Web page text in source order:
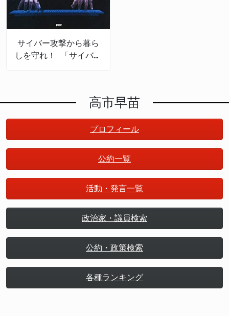
サイバー攻撃から暮ら
しを守れ！ 「サイバー
高市早苗
プロフィール
公約一覧
活動・発言一覧
政治家・議員検索
公約・政策検索
各種ランキング